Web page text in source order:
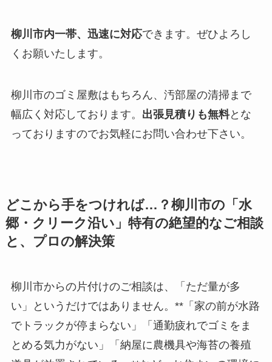
柳川市内一帯、迅速に対応できます。ぜひよろし
くお願いたします。
柳川市のゴミ屋敷はもちろん、汚部屋の清掃まで
幅広く対応しております。 出張見積りも無料とな
っておりますのでお気軽にお問い合わせ下さい。
どこから手をつければ…？柳川市の「水
郷・クリーク沿い」特有の絶望的なご相談
と、プロの解決策
柳川市からの片付けのご相談は、「ただ量が多
い」というだけではありません。**「家の前が水路
でトラックが停まらない」「通勤疲れでゴミをま
とめる気力がない」「納屋に農機具や海苔の養殖